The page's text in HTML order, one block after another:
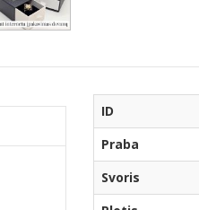
ID
Praba
Svoris